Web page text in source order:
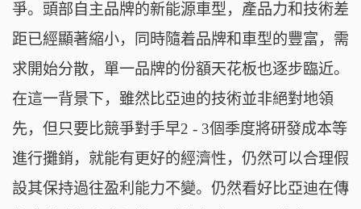
爭。頭部自主品牌的新能源車型，產品力和技術差
距已經顯著縮小，同時隨着品牌和車型的豐富，需
求開始分散，單一品牌的份額天花板也逐步臨近。
在這一背景下，雖然比亞迪的技術並非絕對地領
先，但只要比競爭對手早2 - 3個季度將研發成本等
進行攤銷，就能有更好的經濟性，仍然可以合理假
設其保持過往盈利能力不變。仍然看好比亞迪在傳